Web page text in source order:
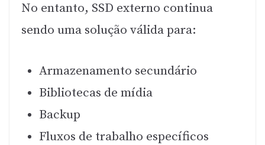
No entanto, SSD externo continua
sendo uma solução válida para:
Armazenamento secundário
Bibliotecas de mídia
Backup
Fluxos de trabalho específicos